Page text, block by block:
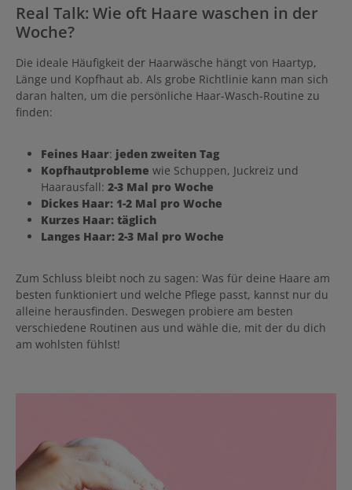
Real Talk: Wie oft Haare waschen in der
Woche?
Die ideale Häufigkeit der Haarwäsche hängt von Haartyp,
Länge und Kopfhaut ab. Als grobe Richtlinie kann man sich
daran halten, um die persönliche Haar-Wasch-Routine zu
finden:
Feines Haar: jeden zweiten Tag
Kopfhautprobleme wie Schuppen, Juckreiz und
Haarausfall: 2-3 Mal pro Woche
Dickes Haar: 1-2 Mal pro Woche
Kurzes Haar: täglich
Langes Haar: 2-3 Mal pro Woche
Zum Schluss bleibt noch zu sagen: Was für deine Haare am
besten funktioniert und welche Pflege passt, kannst nur du
alleine herausfinden. Deswegen probiere am besten
verschiedene Routinen aus und wähle die, mit der du dich
am wohlsten fühlst!